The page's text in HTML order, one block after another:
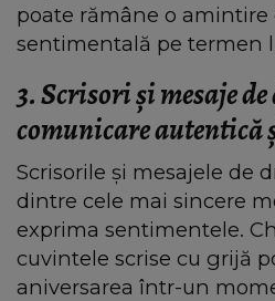
poate rămâne o amintire
sentimentală pe termen
3. Scrisori și mesaje
comunicare autentică
Scrisorile și mesajele de
dintre cele mai sincere
exprima sentimentele.
cuvintele scrise cu grijă
aniversarea într-un